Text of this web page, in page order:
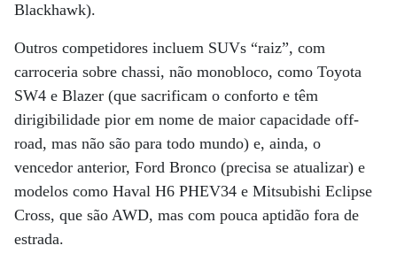
Blackhawk).
Outros competidores incluem SUVs “raiz”, com
carroceria sobre chassi, não monobloco, como Toyota
SW4 e Blazer (que sacrificam o conforto e têm
dirigibilidade pior em nome de maior capacidade off-
road, mas não são para todo mundo) e, ainda, o
vencedor anterior, Ford Bronco (precisa se atualizar) e
modelos como Haval H6 PHEV34 e Mitsubishi Eclipse
Cross, que são AWD, mas com pouca aptidão fora de
estrada.